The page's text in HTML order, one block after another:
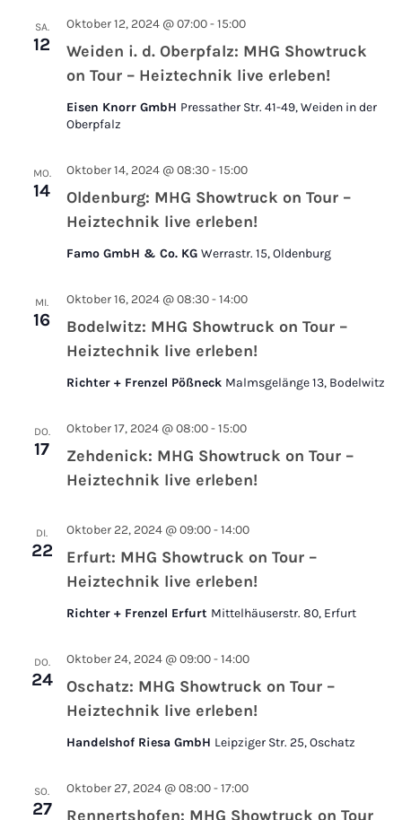
SA.
12
Weiden i. d. Oberpfalz: MHG Showtruck
on Tour – Heiztechnik live erleben!
Oktober 12, 2024 @ 07:00-15:00
Eisen Knorr GmbH Pressather Str. 41-49, Weiden in der
Oberpfalz
MO.
14
Oldenburg: MHG Showtruck on Tour –
Heiztechnik live erleben!
Oktober 14, 2024 @ 08:30-15:00
Famo GmbH & Co. KG Werrastr. 15, Oldenburg
MI.
16
Bodelwitz: MHG Showtruck on Tour –
Heiztechnik live erleben!
Oktober 16, 2024 @ 08:30-14:00
Richter + Frenzel Pößneck Malmsgelänge 13, Bodelwitz
DO.
17
Zehdenick: MHG Showtruck on Tour –
Heiztechnik live erleben!
Oktober 17, 2024 @ 08:00-15:00
DI.
22
Erfurt: MHG Showtruck on Tour –
Heiztechnik live erleben!
Oktober 22, 2024 @ 09:00-14:00
Richter + Frenzel Erfurt Mittelhäuserstr. 80, Erfurt
DO.
24
Oschatz: MHG Showtruck on Tour –
Heiztechnik live erleben!
Oktober 24, 2024 @ 09:00-14:00
Handelshof Riesa GmbH Leipziger Str. 25, Oschatz
SO.
27 Rennertshofen: MHG Showtruck on Tour
Oktober 27, 2024 @ 08:00-17:00